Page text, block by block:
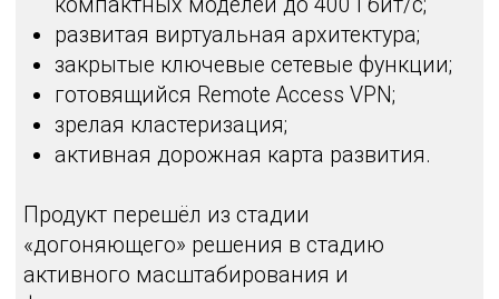
Обзор ключевых новых функций
и доработок